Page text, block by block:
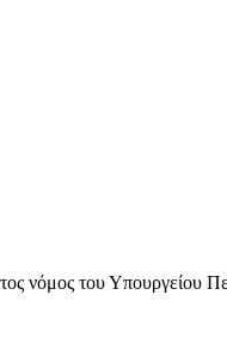
του Υπουργείου